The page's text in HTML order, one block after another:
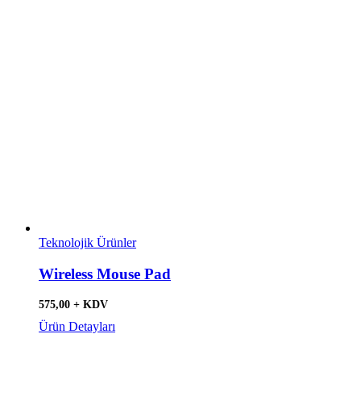
Teknolojik Ürünler
Wireless Mouse Pad
575,00 + KDV
Ürün Detayları